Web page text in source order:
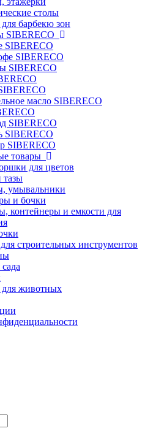
столы
барбекю зон
SIBERECO
SIBERECO
SIBERECO
SIBERECO
масло SIBERECO
SIBERECO
SIBERECO
SIBERECO
товары
для цветов
тазы
умывальники
и бочки
контейнеры и емкости для
строительных инструментов
животных